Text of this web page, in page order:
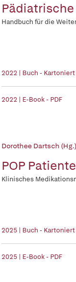
Handbuch für die
2022 | Buch - Kartoniert
2022 | E-Book - PDF
Dorothee Dartsch (Hg.)
POP
Klinisches
2025 | Buch - Kartoniert
2025 | E-Book - PDF